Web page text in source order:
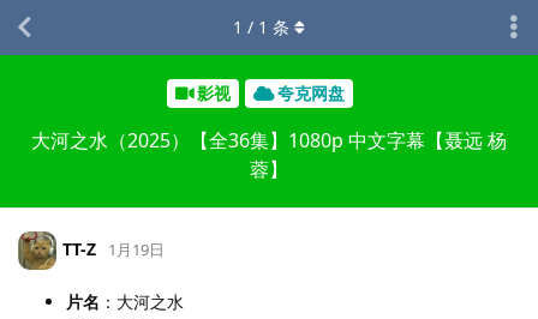
影视 夸克网盘
大河之水（2025）【全36集】1080p 中文字幕【聂远 杨
蓉】
1 / 1 条
TT-Z 1月19日
片名 ：大河之水